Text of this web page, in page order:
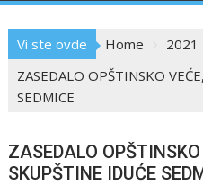
Vi ste ovde Home 2021
ZASEDALO OPŠTINSKO
SEDMICE
ZASEDALO
SKUPŠTINE IDUĆE